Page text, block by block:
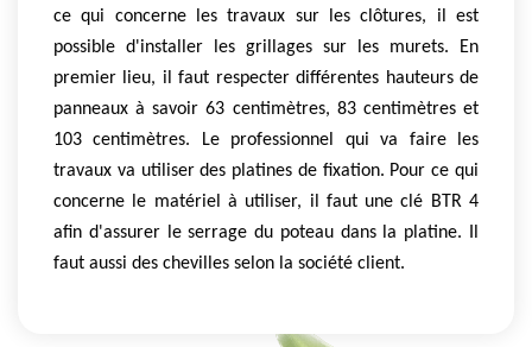
ce qui concerne les travaux sur les clôtures, il est
possible d'installer les grillages sur les murets. En
premier lieu, il faut respecter différentes hauteurs de
panneaux à savoir 63 centimètres, 83 centimètres et
103 centimètres. Le professionnel qui va faire les
travaux va utiliser des platines de fixation. Pour ce qui
concerne le matériel à utiliser, il faut une clé BTR 4
afin d'assurer le serrage du poteau dans la platine. Il
faut aussi des chevilles selon la société client.